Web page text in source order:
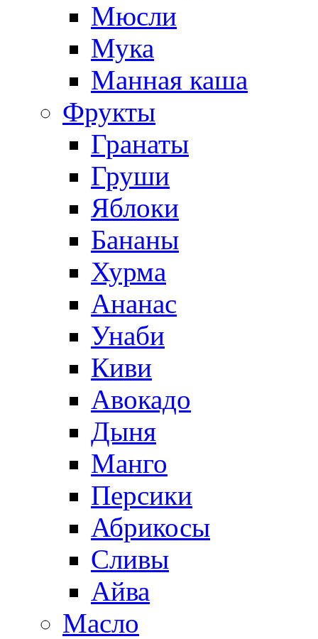
Мюсли
Мука
Манная каша
Фрукты
Гранаты
Груши
Яблоки
Бананы
Хурма
Ананас
Унаби
Киви
Авокадо
Дыня
Манго
Персики
Абрикосы
Сливы
Айва
Масло